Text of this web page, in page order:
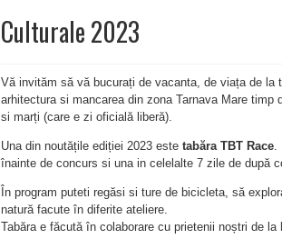
Culturale 2023
Vă invităm să vă bucurați de vacanta, de viața de la
arhitectura si mancarea din zona Tarnava Mare
si marți (care e zi oficială liberă).
Una din noutățile ediției 2023 este tabăra TBT Race.
înainte de concurs si una in celelalte 7 zile de după
În program puteti regăsi si ture de bicicleta, să
natură facute în diferite ateliere.
Tabăra e făcută în colaborare cu prietenii noștri de la